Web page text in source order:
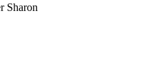
Sharon